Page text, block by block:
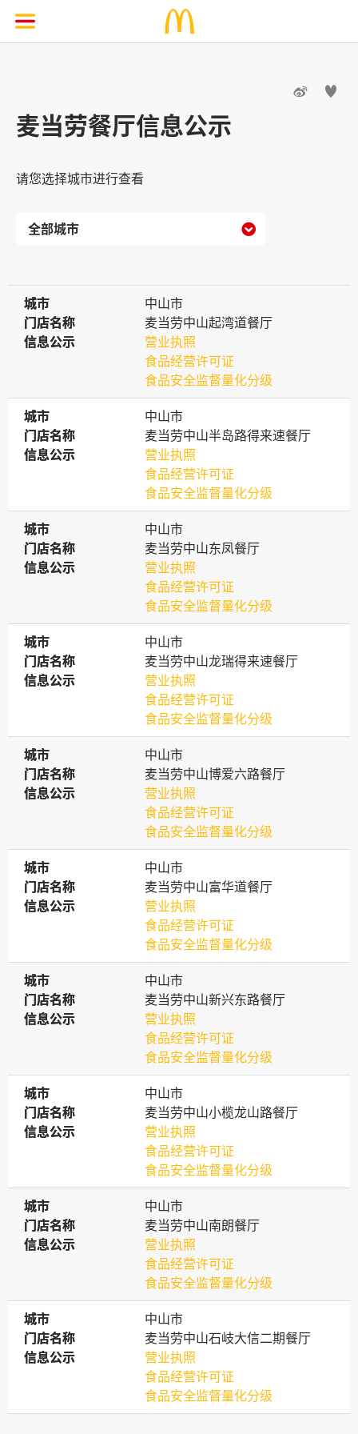
 
麦当劳餐厅信息公示
请您选择城市进行查看

城市
城市
中山市
门店名称
门店名称
麦当劳中山起湾道餐厅
信息公示
信息公示
营业执照
食品经营许可证
食品安全监督量化分级
城市
城市
中山市
门店名称
门店名称
麦当劳中山半岛路得来速餐厅
信息公示
信息公示
营业执照
食品经营许可证
食品安全监督量化分级
城市
城市
中山市
门店名称
门店名称
麦当劳中山东凤餐厅
信息公示
信息公示
营业执照
食品经营许可证
食品安全监督量化分级
城市
城市
中山市
门店名称
门店名称
麦当劳中山龙瑞得来速餐厅
信息公示
信息公示
营业执照
食品经营许可证
食品安全监督量化分级
城市
城市
中山市
门店名称
门店名称
麦当劳中山博爱六路餐厅
信息公示
信息公示
营业执照
食品经营许可证
食品安全监督量化分级
城市
城市
中山市
门店名称
门店名称
麦当劳中山富华道餐厅
信息公示
信息公示
营业执照
食品经营许可证
食品安全监督量化分级
城市
城市
中山市
门店名称
门店名称
麦当劳中山新兴东路餐厅
信息公示
信息公示
营业执照
食品经营许可证
食品安全监督量化分级
城市
城市
中山市
门店名称
门店名称
麦当劳中山小榄龙山路餐厅
信息公示
信息公示
营业执照
食品经营许可证
食品安全监督量化分级
城市
城市
中山市
门店名称
门店名称
麦当劳中山南朗餐厅
信息公示
信息公示
营业执照
食品经营许可证
食品安全监督量化分级
城市
城市
中山市
门店名称
门店名称
麦当劳中山石岐大信二期餐厅
信息公示
信息公示
营业执照
食品经营许可证
食品安全监督量化分级